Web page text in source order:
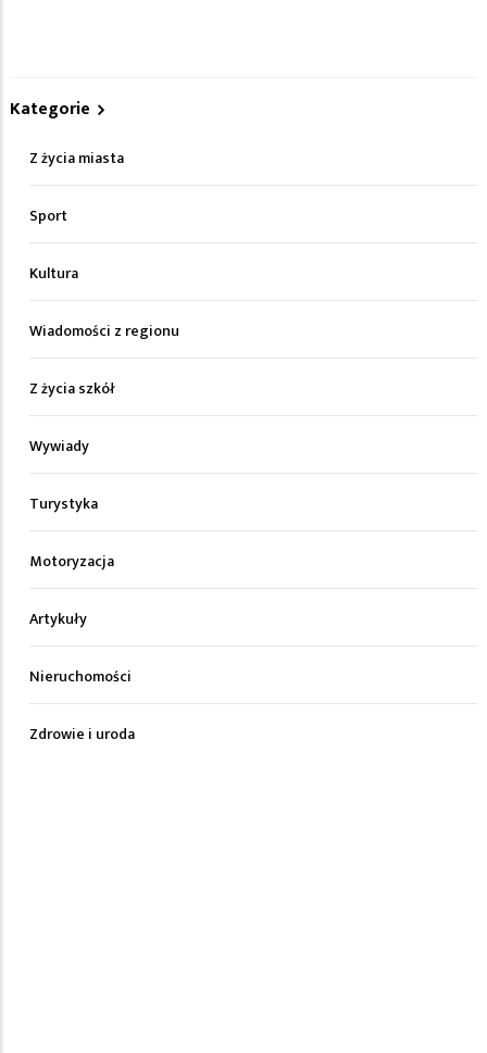
Kategorie
Z życia miasta
Sport
Kultura
Wiadomości z regionu
Z życia szkół
Wywiady
Turystyka
Motoryzacja
Artykuły
Nieruchomości
Zdrowie i uroda